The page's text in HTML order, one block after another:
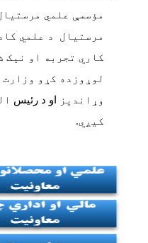
مؤسسې علمي
مرستيال د علمي
کاري تجربه او نیک
لوړوزده کړو
وړاندیز
او د رئیس
کيږي.